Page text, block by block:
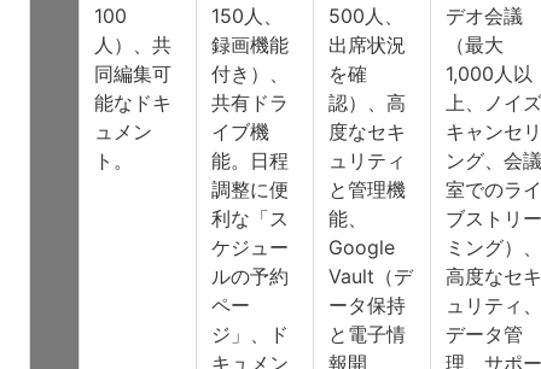
100
人）、共
同編集可
能なドキ
ュメン
ト。
150人、
録画機能
付き）、
共有ドラ
イブ機
能。日程
調整に便
利な「ス
ケジュー
ルの予約
ペー
ジ」、ド
キュメン
500人、
出席状況
を確
認）、高
度なセキ
ュリティ
と管理機
能、
Google
Vault（デ
ータ保持
と電子情
報開
デオ会議
（最大
1,000人以
上、ノイズ
キャンセリ
ング、会議
室でのライ
ブストリー
ミング）、
高度なセキ
ュリティ、
データ管
理、サポー